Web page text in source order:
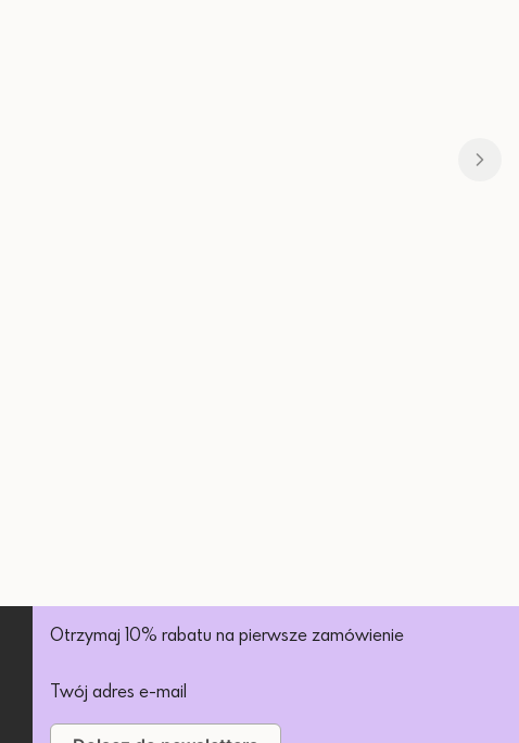
Otrzymaj 10% rabatu na pierwsze zamówienie
Twój adres e-mail